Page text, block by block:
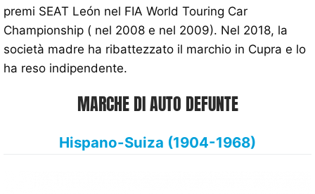
premi SEAT León nel FIA World Touring Car
Championship ( nel 2008 e nel 2009). Nel 2018, la
società madre ha ribattezzato il marchio in Cupra e lo
ha reso indipendente.
MARCHE DI AUTO DEFUNTE
Hispano-Suiza (1904-1968)